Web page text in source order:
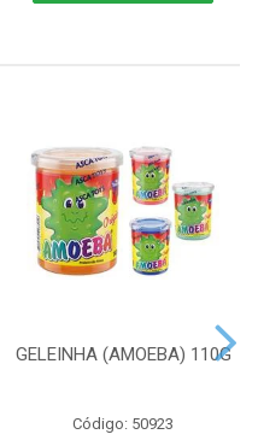
GELEINHA (AMOEBA) 110G
Código: 50923